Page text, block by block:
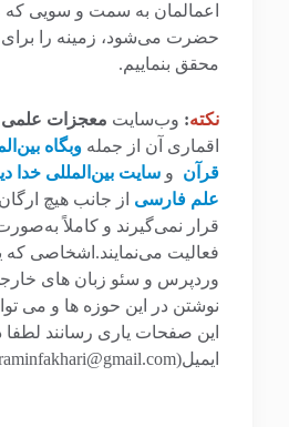
اعمالمان به سمت و سویی
حضرت می‌شود، زمینه را
محقق بنماییم.
نکته: وب‌سایت معجزات علمی
اقماری آن از جمله وبگاه
قرآن و سایت بین‌المللی خدا
علم فارسی از جانب هیچ
قرار نمی‌گیرند و کاملاً
فعالیت می‌نمایند.اشخاصی که
وردپرس و سئو زبان های خارجی
نوشتن در این حوزه ها و می
این صفحات یاری رسانند
ایمیل(raminfakhari@gmail.com) پیام بدهند.